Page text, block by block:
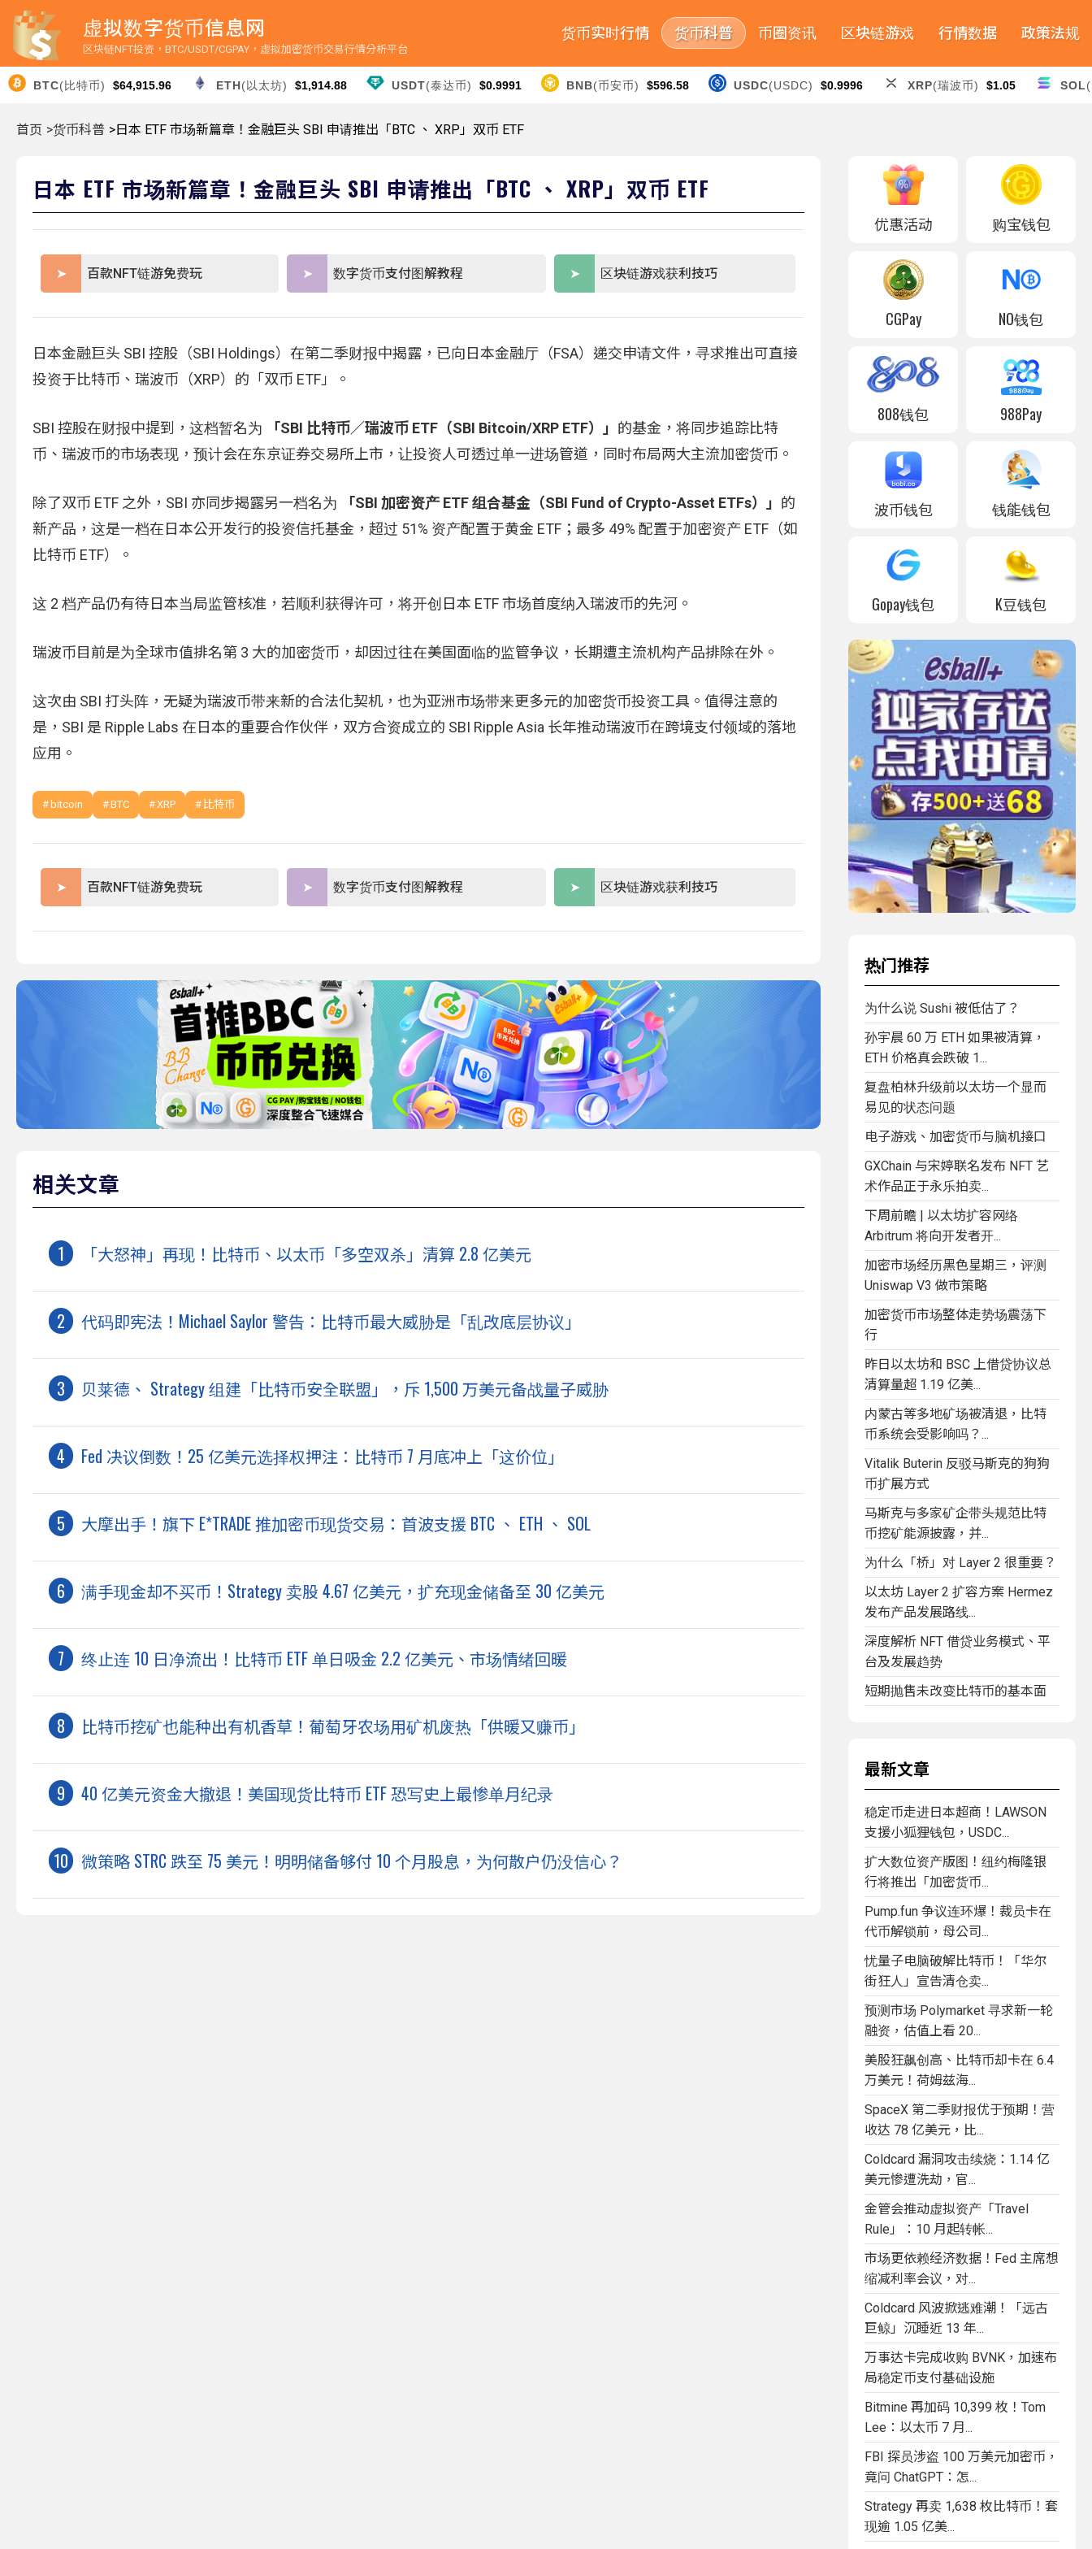
虚拟数字货币信息网
区块链NFT投资，BTC/USDT/CGPAY，虚拟加密货币交易行情分析平台
货币实时行情 货币科普 币圈资讯 区块链游戏 行情数据 政策法规
BTC(比特币) $64,915.96 ETH(以太坊) $1,914.88 USDT(泰达币) $0.9991 BNB(币安币) $596.58 USDC(USDC) $0.9996 XRP(瑞波币) $1.05 SOL
首页 >货币科普 >日本 ETF 市场新篇章！金融巨头 SBI 申请推出「BTC 、 XRP」双币 ETF
日本 ETF 市场新篇章！金融巨头 SBI 申请推出「BTC 、 XRP」双币 ETF
百款NFT链游免费玩 数字货币支付图解教程 区块链游戏获利技巧
日本金融巨头 SBI 控股（SBI Holdings）在第二季财报中揭露，已向日本金融厅（FSA）递交申请文件，寻求推出可直接
投资于比特币、瑞波币（XRP）的「双币 ETF」。
SBI 控股在财报中提到，这档暂名为 「SBI 比特币／瑞波币 ETF（SBI Bitcoin/XRP ETF）」 的基金，将同步追踪比特
币、瑞波币的市场表现，预计会在东京证券交易所上市，让投资人可透过单一进场管道，同时布局两大主流加密货币。
除了双币 ETF 之外，SBI 亦同步揭露另一档名为 「SBI 加密资产 ETF 组合基金（SBI Fund of Crypto-Asset ETFs）」 的
新产品，这是一档在日本公开发行的投资信托基金，超过 51% 资产配置于黄金 ETF；最多 49% 配置于加密资产 ETF（如
比特币 ETF）。
这 2 档产品仍有待日本当局监管核准，若顺利获得许可，将开创日本 ETF 市场首度纳入瑞波币的先河。
瑞波币目前是为全球市值排名第 3 大的加密货币，却因过往在美国面临的监管争议，长期遭主流机构产品排除在外。
这次由 SBI 打头阵，无疑为瑞波币带来新的合法化契机，也为亚洲市场带来更多元的加密货币投资工具。值得注意的
是，SBI 是 Ripple Labs 在日本的重要合作伙伴，双方合资成立的 SBI Ripple Asia 长年推动瑞波币在跨境支付领域的落地
应用。
bitcoin BTC XRP 比特币
百款NFT链游免费玩 数字货币支付图解教程 区块链游戏获利技巧
相关文章
「大怒神」再现！比特币、以太币「多空双杀」清算 2.8 亿美元
代码即宪法！Michael Saylor 警告：比特币最大威胁是「乱改底层协议」
贝莱德、 Strategy 组建「比特币安全联盟」，斥 1,500 万美元备战量子威胁
Fed 决议倒数！25 亿美元选择权押注：比特币 7 月底冲上「这价位」
大摩出手！旗下 E*TRADE 推加密币现货交易：首波支援 BTC 、 ETH 、 SOL
满手现金却不买币！Strategy 卖股 4.67 亿美元，扩充现金储备至 30 亿美元
终止连 10 日净流出！比特币 ETF 单日吸金 2.2 亿美元、市场情绪回暖
比特币挖矿也能种出有机香草！葡萄牙农场用矿机废热「供暖又赚币」
40 亿美元资金大撤退！美国现货比特币 ETF 恐写史上最惨单月纪录
微策略 STRC 跌至 75 美元！明明储备够付 10 个月股息，为何散户仍没信心？
优惠活动 购宝钱包
CGPay NO钱包
808钱包 988Pay
波币钱包 钱能钱包
Gopay钱包 K豆钱包
热门推荐
为什么说 Sushi 被低估了？
孙宇晨 60 万 ETH 如果被清算，
ETH 价格真会跌破 1...
复盘柏林升级前以太坊一个显而
易见的状态问题
电子游戏、加密货币与脑机接口
GXChain 与宋婷联名发布 NFT 艺
术作品正于永乐拍卖...
下周前瞻 | 以太坊扩容网络
Arbitrum 将向开发者开...
加密市场经历黑色星期三，评测
Uniswap V3 做市策略
加密货币市场整体走势场震荡下
行
昨日以太坊和 BSC 上借贷协议总
清算量超 1.19 亿美...
内蒙古等多地矿场被清退，比特
币系统会受影响吗？...
Vitalik Buterin 反驳马斯克的狗狗
币扩展方式
马斯克与多家矿企带头规范比特
币挖矿能源披露，并...
为什么「桥」对 Layer 2 很重要？
以太坊 Layer 2 扩容方案 Hermez
发布产品发展路线...
深度解析 NFT 借贷业务模式、平
台及发展趋势
短期抛售未改变比特币的基本面
最新文章
稳定币走进日本超商！LAWSON
支援小狐狸钱包，USDC...
扩大数位资产版图！纽约梅隆银
行将推出「加密货币...
Pump.fun 争议连环爆！裁员卡在
代币解锁前，母公司...
忧量子电脑破解比特币！「华尔
街狂人」宣告清仓卖...
预测市场 Polymarket 寻求新一轮
融资，估值上看 20...
美股狂飙创高、比特币却卡在 6.4
万美元！荷姆兹海...
SpaceX 第二季财报优于预期！营
收达 78 亿美元，比...
Coldcard 漏洞攻击续烧：1.14 亿
美元惨遭洗劫，官...
金管会推动虚拟资产「Travel
Rule」：10 月起转帐...
市场更依赖经济数据！Fed 主席想
缩减利率会议，对...
Coldcard 风波掀逃难潮！「远古
巨鲸」沉睡近 13 年...
万事达卡完成收购 BVNK，加速布
局稳定币支付基础设施
Bitmine 再加码 10,399 枚！Tom
Lee：以太币 7 月...
FBI 探员涉盗 100 万美元加密币，
竟问 ChatGPT：怎...
Strategy 再卖 1,638 枚比特币！套
现逾 1.05 亿美...